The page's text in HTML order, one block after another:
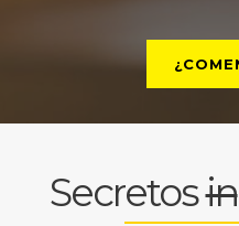
Secretosin